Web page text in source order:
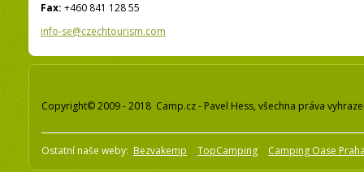
Fax: +460 841 128 55
info-se@czechtourism.com
Copyright© 2009 - 2018 Camp.cz - Pavel Hess, všechna práva
Ostatní naše weby: Bezvakemp TopCamping Camping Oase